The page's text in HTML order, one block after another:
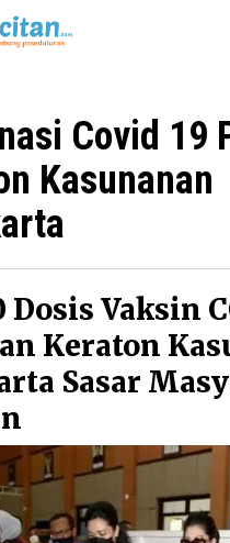
Covid 19
Kasunanan
Dosis Vaksin
Keraton
Sasar